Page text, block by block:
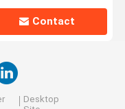
Contact
Desktop